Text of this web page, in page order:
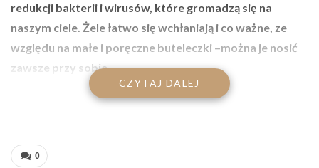
redukcji bakterii i wirusów, które gromadzą się na
naszym ciele. Żele łatwo się wchłaniają i co ważne, ze
względu na małe i poręczne buteleczki –można je nosić
zawsze przy sobie.
Na tego typu preparaty nie musimy wydawać majątku.
drogeryjnych żeli antybakteryjnych.
CZYTAJ DALEJ
0